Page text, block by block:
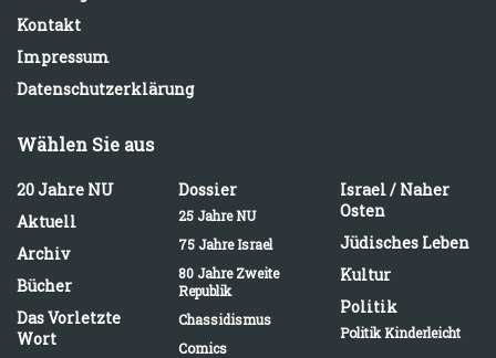
Kontakt
Impressum
Datenschutzerklärung
Wählen Sie aus
20 Jahre NU
Aktuell
Archiv
Bücher
Das Vorletzte
Wort
Dossier
25 Jahre NU
75 Jahre Israel
80 Jahre Zweite
Republik
Chassidismus
Comics
Israel / Naher
Osten
Jüdisches Leben
Kultur
Politik
Politik Kinderleicht